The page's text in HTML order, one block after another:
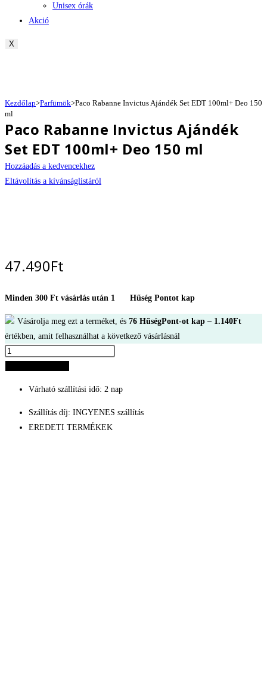
Unisex órák
Akció
X
Kezdőlap>Parfümök>Paco Rabanne Invictus Ajándék Set EDT 100ml+ Deo 150
ml
Paco Rabanne Invictus Ajándék
Set EDT 100ml+ Deo 150 ml
Hozzáadás a kedvencekhez
Eltávolítás a kívánságlistáról
47.490Ft
Minden 300 Ft vásárlás után 1 Hűség Pontot kap
Vásárolja meg ezt a terméket, és 76 HűségPont-ot kap – 1.140Ft
értékben, amit felhasználhat a következő vásárlásnál
Paco
EDT
Várható szállítási idő: 2 nap
Szállítás díj: INGYENES szállítás
EREDETI TERMÉKEK